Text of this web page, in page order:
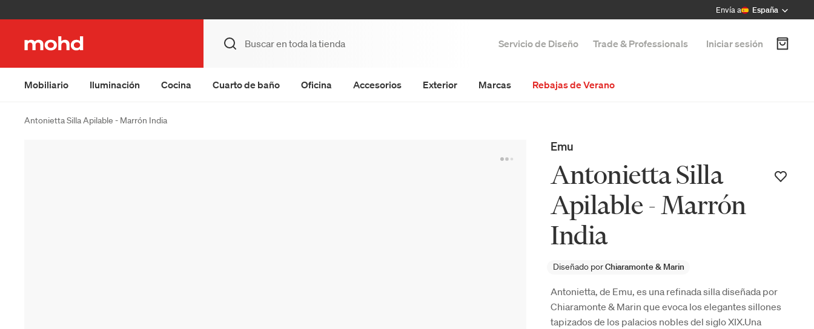
Envía a España
Servicio de Diseño Trade & Professionals Iniciar sesión
Mobiliario Iluminación Cocina Cuarto de baño Oficina Accesorios Exterior Marcas Rebajas de Verano
Antonietta Silla Apilable - Marrón India
Emu
Antonietta Silla
Apilable - Marrón
India
Diseñado porChiaramonte & Marin
Antonietta, de Emu, es una refinada silla diseñada por
Chiaramonte & Marin que evoca los elegantes sillones
tapizados de los palacios nobles del siglo XIX.Una